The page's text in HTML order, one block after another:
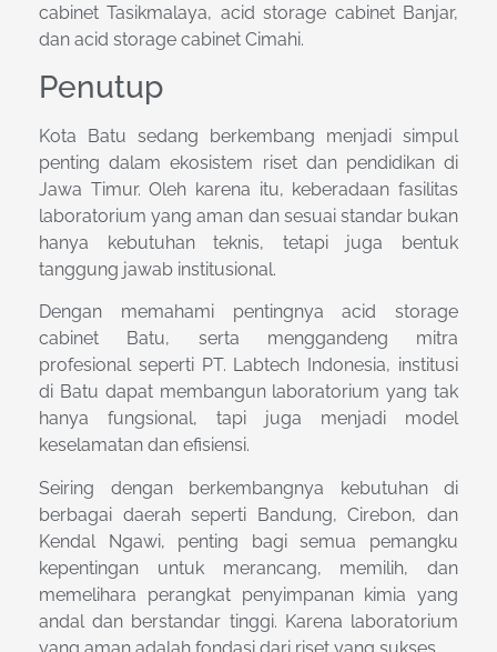
cabinet Tasikmalaya, acid storage cabinet Banjar,
dan acid storage cabinet Cimahi.
Penutup
Kota Batu sedang berkembang menjadi simpul
penting dalam ekosistem riset dan pendidikan di
Jawa Timur. Oleh karena itu, keberadaan fasilitas
laboratorium yang aman dan sesuai standar bukan
hanya kebutuhan teknis, tetapi juga bentuk
tanggung jawab institusional.
Dengan memahami pentingnya acid storage
cabinet Batu, serta menggandeng mitra
profesional seperti PT. Labtech Indonesia, institusi
di Batu dapat membangun laboratorium yang tak
hanya fungsional, tapi juga menjadi model
keselamatan dan efisiensi.
Seiring dengan berkembangnya kebutuhan di
berbagai daerah seperti Bandung, Cirebon, dan
Kendal Ngawi, penting bagi semua pemangku
kepentingan untuk merancang, memilih, dan
memelihara perangkat penyimpanan kimia yang
andal dan berstandar tinggi. Karena laboratorium